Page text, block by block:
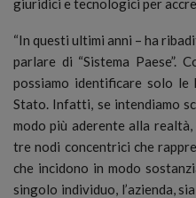
giuridici e tecnologici per
“In questi ultimi anni – ha
parlare di “Sistema Paese”.
possiamo identificare solo le
Stato. Infatti, se intendiamo
modo più aderente alla realtà,
tre nodi concentrici che
che incidono in modo
singolo individuo, l’azienda,